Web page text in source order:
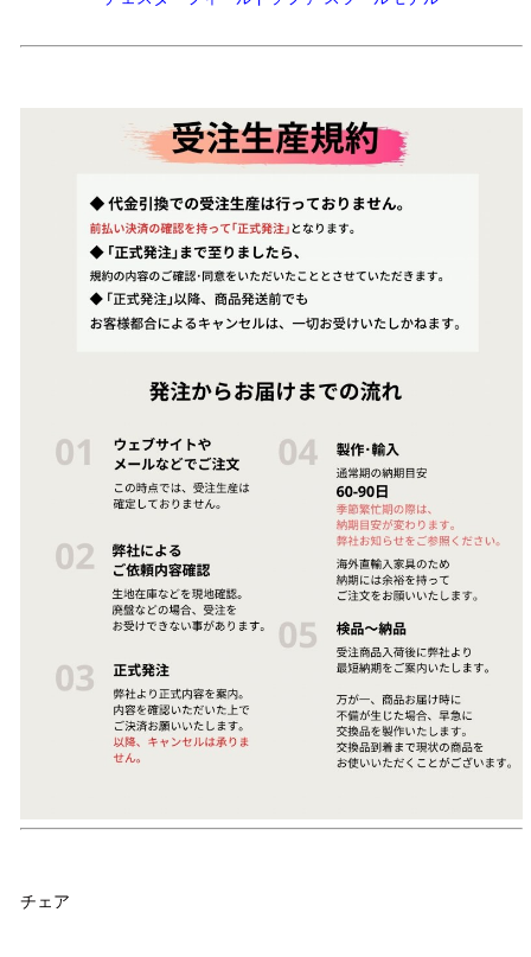
チェア